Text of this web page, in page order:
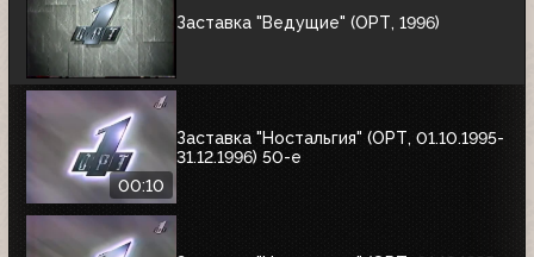
Заставка "Ведущие" (ОРТ, 1996)
00:10
Заставка "Ностальгия" (ОРТ, 01.10.1995-
31.12.1996) 50-е